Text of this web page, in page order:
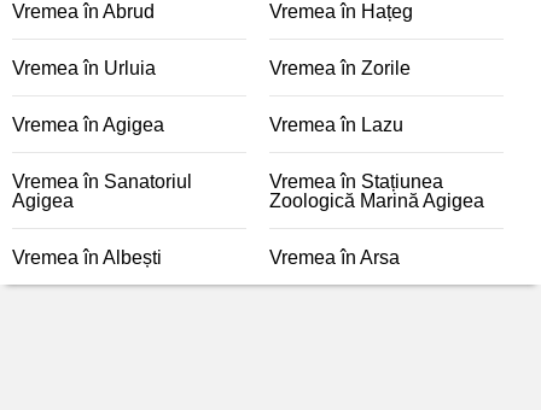
Vremea în Abrud Vremea în Hațeg
Vremea în Urluia Vremea în Zorile
Vremea în Agigea Vremea în Lazu
Vremea în Sanatoriul
Agigea
Vremea în Stațiunea
Zoologică Marină Agigea
Vremea în Albești Vremea în Arsa